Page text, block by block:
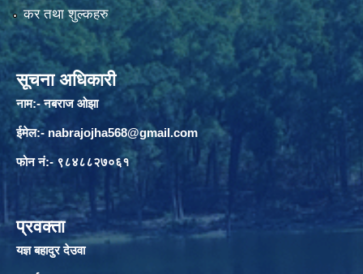
कर तथा शुल्कहरु
सूचना अधिकारी
नाम:- नबराज ओझा
ईमेल:- nabrajojha568@gmail.com
फोन नं:- ९८४८८२७०६१
प्रवक्ता
यज्ञ बहादुर देउवा